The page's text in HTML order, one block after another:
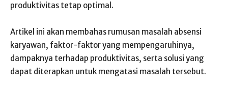
produktivitas tetap optimal.
Artikel ini akan membahas rumusan masalah absensi
karyawan, faktor-faktor yang mempengaruhinya,
dampaknya terhadap produktivitas, serta solusi yang
dapat diterapkan untuk mengatasi masalah tersebut.